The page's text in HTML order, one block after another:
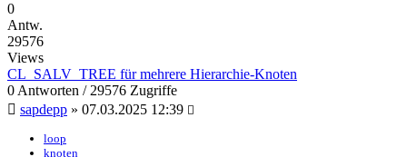
0
Antw.
29576
Views
CL_SALV_TREE für mehrere Hierarchie-Knoten
0 Antworten / 29576 Zugriffe
sapdepp » 07.03.2025 12:39
loop
knoten